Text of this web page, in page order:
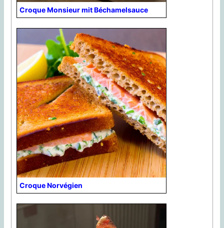
Croque Monsieur mit Béchamelsauce
Croque Norvégien